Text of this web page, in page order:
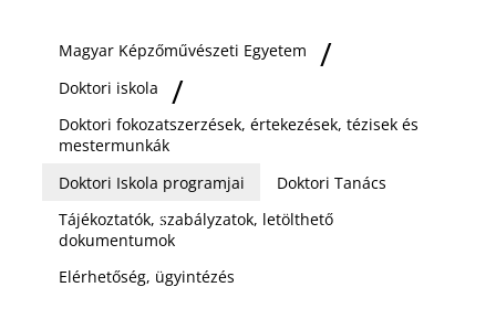
Magyar Képzőművészeti Egyetem
Doktori iskola
Doktori fokozatszerzések, értekezések, tézisek és
mestermunkák
Doktori Iskola programjai
Doktori Tanács
Tájékoztatók, szabályzatok, letölthető
dokumentumok
Elérhetőség, ügyintézés